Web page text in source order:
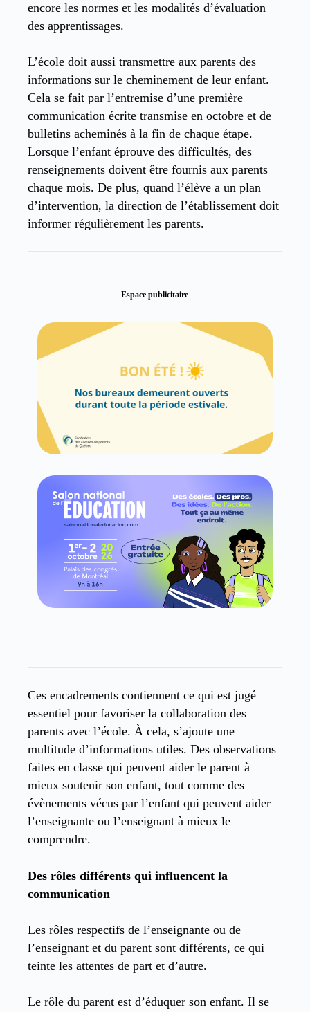
encore les normes et les modalités d’évaluation
des apprentissages.
L’école doit aussi transmettre aux parents des
informations sur le cheminement de leur enfant.
Cela se fait par l’entremise d’une première
communication écrite transmise en octobre et de
bulletins acheminés à la fin de chaque étape.
Lorsque l’enfant éprouve des difficultés, des
renseignements doivent être fournis aux parents
chaque mois. De plus, quand l’élève a un plan
d’intervention, la direction de l’établissement doit
informer régulièrement les parents.
Espace publicitaire
Ces encadrements contiennent ce qui est jugé
essentiel pour favoriser la collaboration des
parents avec l’école. À cela, s’ajoute une
multitude d’informations utiles. Des observations
faites en classe qui peuvent aider le parent à
mieux soutenir son enfant, tout comme des
évènements vécus par l’enfant qui peuvent aider
l’enseignante ou l’enseignant à mieux le
comprendre.
Des rôles différents qui influencent la
communication
Les rôles respectifs de l’enseignante ou de
l’enseignant et du parent sont différents, ce qui
teinte les attentes de part et d’autre.
Le rôle du parent est d’éduquer son enfant. Il se